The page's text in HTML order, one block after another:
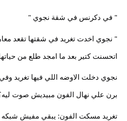
" في دكرنس في شقة نجوي "
" نجوي اخدت تغريد في شقتها تقعد
اتحسنت كتير بعد ما امجد طلع من
نجوي دخلت الاوضه اللي فيها تغريد وفي
برن علي نهال الفون مبيديش صوت
تغريد مسكت الفون: يبقي مفيش شبكه